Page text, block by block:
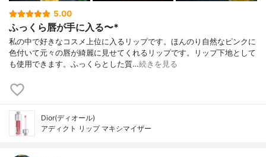
5.00
ふっくら唇が手に入る〜*
私の中で好きなコスメ上位に入るリップです。ほんのり自然なピンクに
色付いて元々の唇が綺麗に見せてくれるリップです。リップ下地として
も使用できます。ふっくらとした質…続きを見る
Dior(ディオール)
アディクト リップ マキシマイザー